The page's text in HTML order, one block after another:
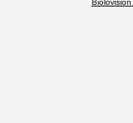
Biolovision